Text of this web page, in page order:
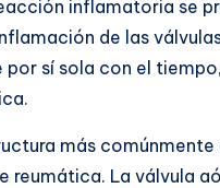
inflamatoria se
de las
por sí sola con el
más
reumática. La válvula